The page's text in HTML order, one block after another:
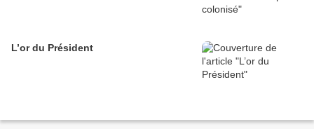
L’or du Président